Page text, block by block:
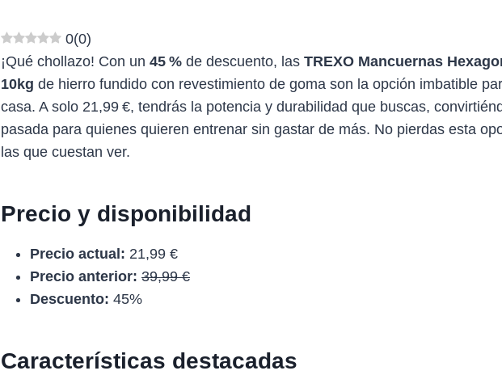
0(0)
¡Qué chollazo! Con un 45 % de descuento, las TREXO Mancuernas
10kg de hierro fundido con revestimiento de goma son la opción imbatible
casa. A solo 21,99 €, tendrás la potencia y durabilidad que buscas,
pasada para quienes quieren entrenar sin gastar de más. No pierdas esta
las que cuestan ver.
Precio y disponibilidad
Precio actual: 21,99 €
Precio anterior: 39,99 €
Descuento: 45%
Características destacadas